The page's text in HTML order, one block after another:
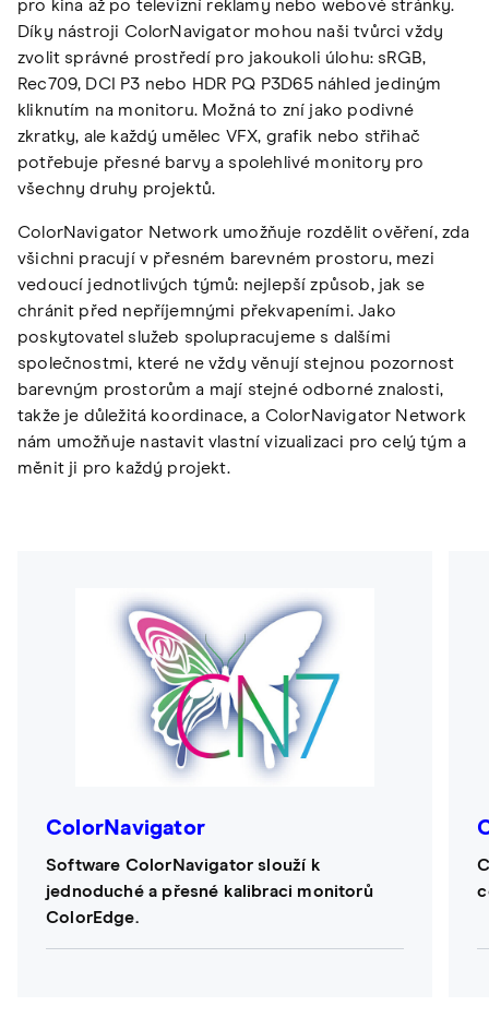
pro kina až po televizní reklamy nebo webové stránky.
Díky nástroji ColorNavigator mohou naši tvůrci vždy
zvolit správné prostředí pro jakoukoli úlohu: sRGB,
Rec709, DCI P3 nebo HDR PQ P3D65 náhled jediným
kliknutím na monitoru. Možná to zní jako podivné
zkratky, ale každý umělec VFX, grafik nebo střihač
potřebuje přesné barvy a spolehlivé monitory pro
všechny druhy projektů.
ColorNavigator Network umožňuje rozdělit ověření, zda
všichni pracují v přesném barevném prostoru, mezi
vedoucí jednotlivých týmů: nejlepší způsob, jak se
chránit před nepříjemnými překvapeními. Jako
poskytovatel služeb spolupracujeme s dalšími
společnostmi, které ne vždy věnují stejnou pozornost
barevným prostorům a mají stejné odborné znalosti,
takže je důležitá koordinace, a ColorNavigator Network
nám umožňuje nastavit vlastní vizualizaci pro celý tým a
měnit ji pro každý projekt.
ColorNavigator
Software ColorNavigator slouží k
jednoduché a přesné kalibraci monitorů
ColorEdge.